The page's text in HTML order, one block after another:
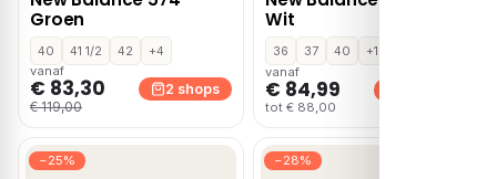
Groen
40 41 1/2 42
+4
vanaf
€ 83,30
€ 119,00
2 shops
Wit
36 37 40
+1
vanaf
€ 84,99
tot € 88,00
−25% −28%